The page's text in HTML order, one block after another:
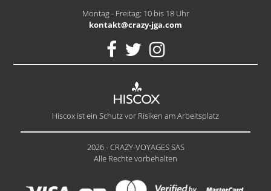
Montag - Freitag: 10 bis 18 Uhr
kontakt@crazy-jga.com
Hiscox ist ein Schutz vor Risiken am Arbeitsplatz
2026 - CRAZY-VOYAGES SAS
Alle Rechte vorbehalten